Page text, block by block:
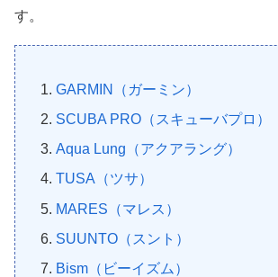
す。
GARMIN（ガーミン）
SCUBA PRO（スキューバプロ）
Aqua Lung（アクアラング）
TUSA（ツサ）
MARES（マレス）
SUUNTO（スント）
Bism（ビーイズム）